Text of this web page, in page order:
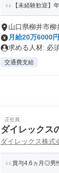
【未経験歓迎】
山口県柳井市柳
月給20万6000
求める人材: 必
交通費支給
正社員
ダイレックス
ダイレックス株式
賞与4.6ヵ月◎男